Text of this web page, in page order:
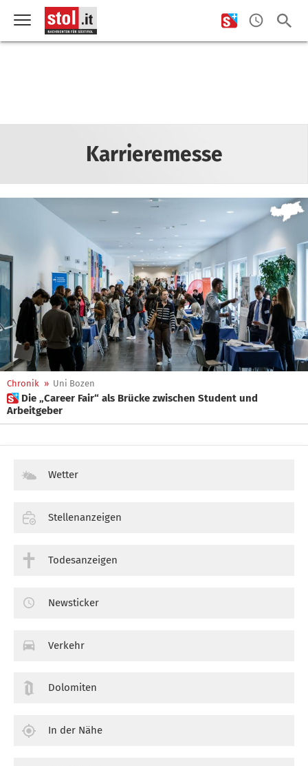
Karrieremesse
Chronik » Uni Bozen
 Die „Career Fair“ als Brücke zwischen Student und
Arbeitgeber
Wetter
Stellenanzeigen
Todesanzeigen
Newsticker
Verkehr
Dolomiten
In der Nähe